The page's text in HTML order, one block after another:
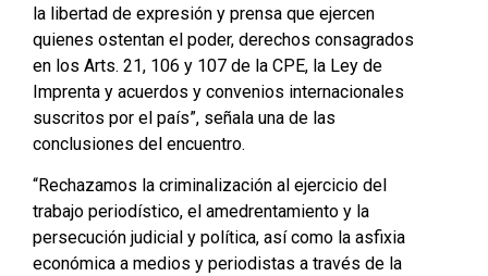
la libertad de expresión y prensa que ejercen
quienes ostentan el poder, derechos consagrados
en los Arts. 21, 106 y 107 de la CPE, la Ley de
Imprenta y acuerdos y convenios internacionales
suscritos por el país”, señala una de las
conclusiones del encuentro.
“Rechazamos la criminalización al ejercicio del
trabajo periodístico, el amedrentamiento y la
persecución judicial y política, así como la asfixia
económica a medios y periodistas a través de la